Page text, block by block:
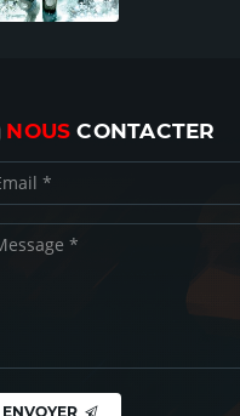
NOUS CONTACTER
ENVOYER